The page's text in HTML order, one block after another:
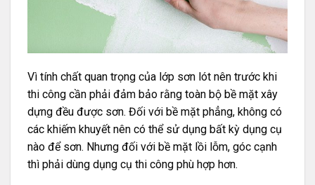
Vì tính chất quan trọng của lớp sơn lót nên trước khi
thi công cần phải đảm bảo rằng toàn bộ bề mặt xây
dựng đều được sơn. Đối với bề mặt phẳng, không có
các khiếm khuyết nên có thể sử dụng bất kỳ dụng cụ
nào để sơn. Nhưng đối với bề mặt lồi lỗm, góc cạnh
thì phải dùng dụng cụ thi công phù hợp hơn.